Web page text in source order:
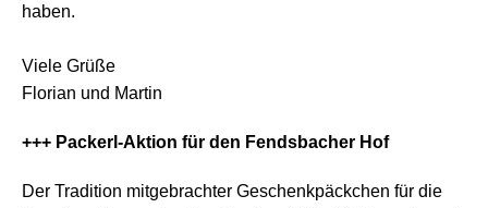
haben.
Viele Grüße
Florian und Martin
+++ Packerl-Aktion für den Fendsbacher Hof
Der Tradition mitgebrachter Geschenkpäckchen für die